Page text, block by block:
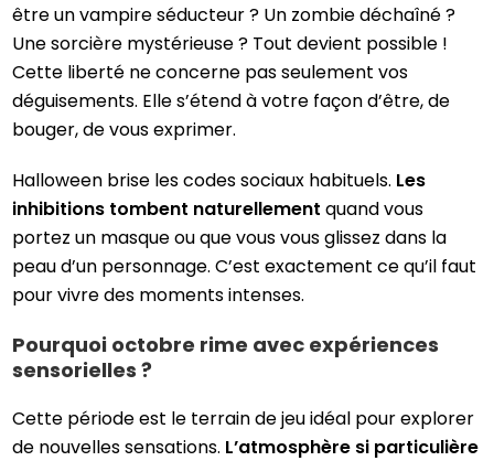
être un vampire séducteur ? Un zombie déchaîné ?
Une sorcière mystérieuse ? Tout devient possible !
Cette liberté ne concerne pas seulement vos
déguisements. Elle s’étend à votre façon d’être, de
bouger, de vous exprimer.
Halloween brise les codes sociaux habituels. Les
inhibitions tombent naturellementquand vous
portez un masque ou que vous vous glissez dans la
peau d’un personnage. C’est exactement ce qu’il faut
pour vivre des moments intenses.
Pourquoi octobre rime avec expériences
sensorielles ?
Cette période est le terrain de jeu idéal pour explorer
de nouvelles sensations. L’atmosphère si particulière